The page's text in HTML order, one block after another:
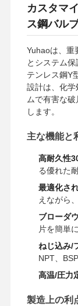
ホーム
会社案内
すべての場合
ステンレス
ステンレス
ステンレス
カスタマ
ス鋼バル
Yuhaoは、重
とシステム
テンレス鋼Y
設計は、化学
ムで有害な
します。
主な機能と
高耐久性
る優れた
最適化さ
えながら
ブローダ
片を簡単
ねじ込み/
NPT、
高温/圧力
製造上の利